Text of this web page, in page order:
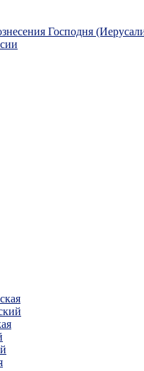
Господня